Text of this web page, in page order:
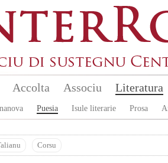
Accolta Associu Literatura
Puesia Isule literarie Prosa
Corsu